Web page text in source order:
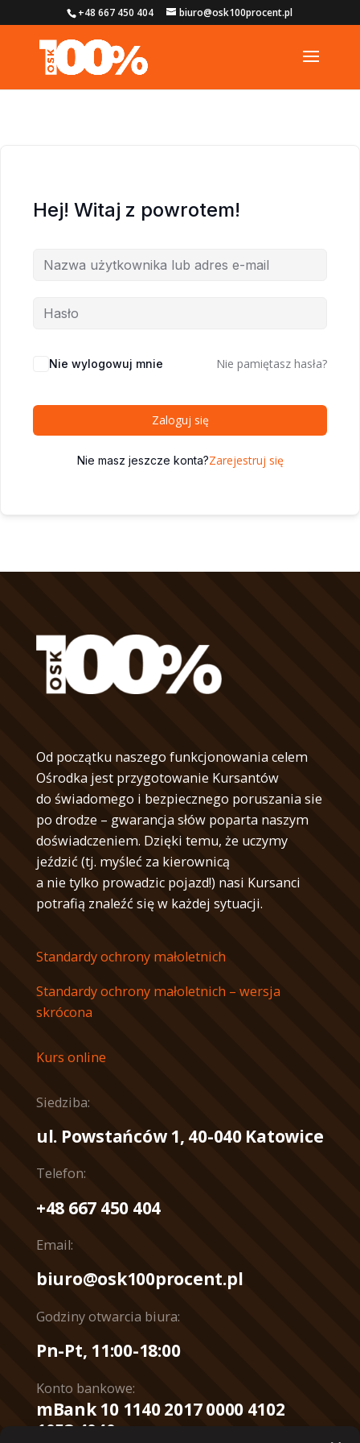
+48 667 450 404 biuro@osk100procent.pl
Hej! Witaj z powrotem!
Nie wylogowuj mnie Nie pamiętasz hasła?
Zaloguj się
Nie masz jeszcze konta?Zarejestruj się
Od początku naszego funkcjonowania celem
Ośrodka jest przygotowanie Kursantów
do świadomego i bezpiecznego poruszania sie
po drodze – gwarancja słów poparta naszym
doświadczeniem. Dzięki temu, że uczymy
jeździć (tj. myśleć za kierownicą
a nie tylko prowadzic pojazd!) nasi Kursanci
potrafią znaleźć się w każdej sytuacji.
Standardy ochrony małoletnich
Standardy ochrony małoletnich – wersja
skrócona
Kurs online
Siedziba:
ul. Powstańców 1, 40-040 Katowice
Telefon:
+48 667 450 404
Email:
biuro@osk100procent.pl
Godziny otwarcia biura:
Pn-Pt, 11:00-18:00
Konto bankowe:
mBank 10 1140 2017 0000 4102
1053 4040